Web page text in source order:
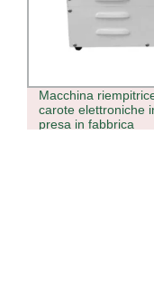
Macchina
carote elettroniche
presa in fabbrica